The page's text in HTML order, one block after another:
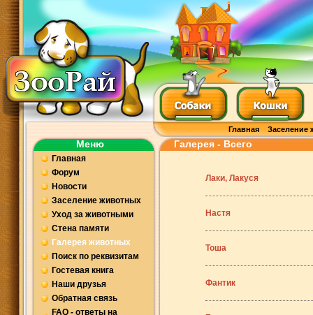
Главная Заселение
Меню
Главная
Форум
Новости
Заселение животных
Уход за животными
Стена памяти
Галерея животных
Поиск по реквизитам
Гостевая книга
Наши друзья
Обратная связь
FAQ - ответы на
Галерея - Всего
Лаки, Лакуся
Настя
Тоша
Фантик